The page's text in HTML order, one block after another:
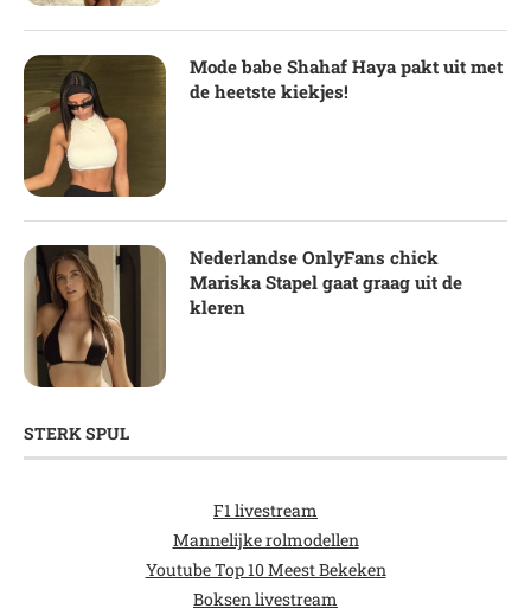
Mode babe Shahaf Haya pakt uit met
de heetste kiekjes!
Nederlandse OnlyFans chick
Mariska Stapel gaat graag uit de
kleren
STERK SPUL
F1 livestream
Mannelijke rolmodellen
Youtube Top 10 Meest Bekeken
Boksen livestream